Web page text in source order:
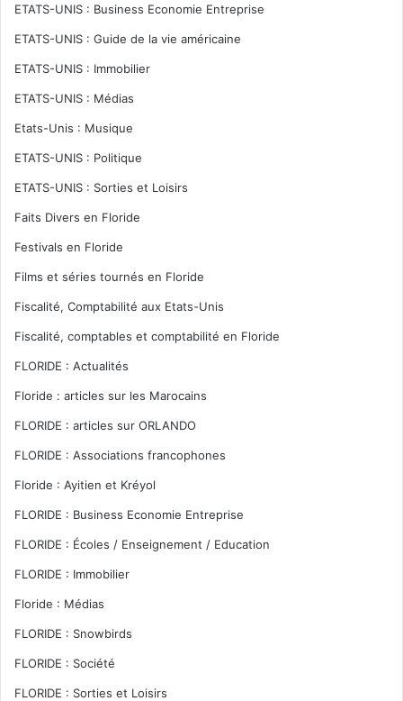
ETATS-UNIS : Business Economie Entreprise
ETATS-UNIS : Guide de la vie américaine
ETATS-UNIS : Immobilier
ETATS-UNIS : Médias
Etats-Unis : Musique
ETATS-UNIS : Politique
ETATS-UNIS : Sorties et Loisirs
Faits Divers en Floride
Festivals en Floride
Films et séries tournés en Floride
Fiscalité, Comptabilité aux Etats-Unis
Fiscalité, comptables et comptabilité en Floride
FLORIDE : Actualités
Floride : articles sur les Marocains
FLORIDE : articles sur ORLANDO
FLORIDE : Associations francophones
Floride : Ayitien et Kréyol
FLORIDE : Business Economie Entreprise
FLORIDE : Écoles / Enseignement / Education
FLORIDE : Immobilier
Floride : Médias
FLORIDE : Snowbirds
FLORIDE : Société
FLORIDE : Sorties et Loisirs